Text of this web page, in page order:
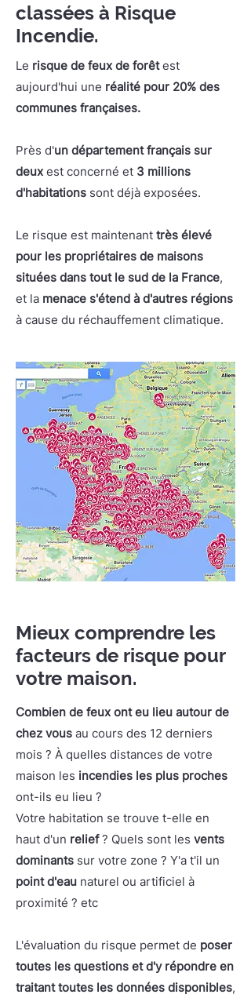
classées à Risque
Incendie.
Le risque de feux de forêtest
aujourd'hui une réalité pour 20% des
communes françaises.
Près d'un département français sur
deux est concerné et 3 millions
d'habitations sont déjà exposées.
Le risque est maintenant très élevé
pour les propriétaires de maisons
situées dans tout le sud de la France,
et la menace s'étend à d'autres régions
à cause du réchauffement climatique.
Mieux comprendre les
facteurs de risque pour
votre maison.
Combien de feux ont eu lieu autour de
chez vous au cours des 12 derniers
mois ? À quelles distances de votre
maison les incendies les plus proches
ont-ils eu lieu ?
Votre habitation se trouve t-elle en
haut d'un relief? Quels sont les vents
dominants sur votre zone ? Y'a t'il un
point d'eau naturel ou artificiel à
proximité ? etc
L'évaluation du risque permet de poser
toutes les questions et d'y répondre en
traitant toutes les données disponibles,